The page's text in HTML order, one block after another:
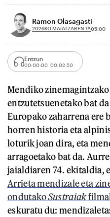
Ramon Olasagasti
2026KO MAIATZAREN 7A05:00
Entzun
00:00:00 00:02:50
Mendiko
entzutetsuenetako bat
Europako zaharrena ere
horren historia eta
loturik joan dira, eta
arragoetako bat da.
jaialdiaren 74. ekitaldia,
Arrieta mendizale eta
ondutakoSustraiak
eskuratu du: